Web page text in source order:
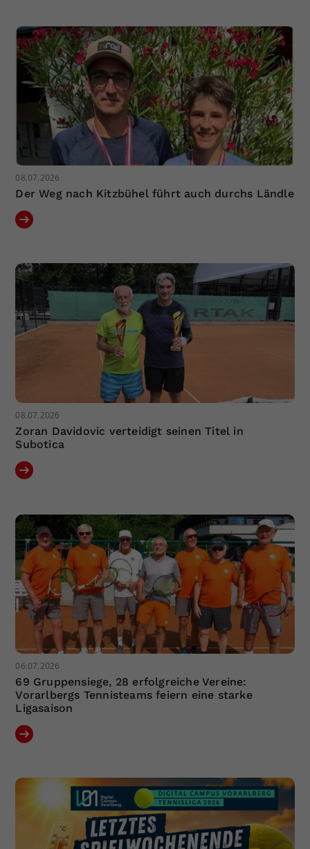
08.07.2026
Der Weg nach Kitzbühel führt auch durchs Ländle
08.07.2026
Zoran Davidovic verteidigt seinen Titel in
Subotica
06.07.2026
69 Gruppensiege, 28 erfolgreiche Vereine:
Vorarlbergs Tennisteams feiern eine starke
Ligasaison
Zweck
Einstellungen. Unter anderem eine
zufällig generierte ID, für die
historische Speicherung Ihrer
vorgenommen Einstellungen, falls der
Webseiten-Betreiber dies eingestellt
hat.